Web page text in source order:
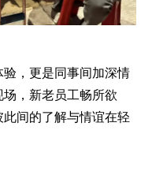
，更是同事间加深情
，新老员工畅所欲
间的了解与情谊在轻